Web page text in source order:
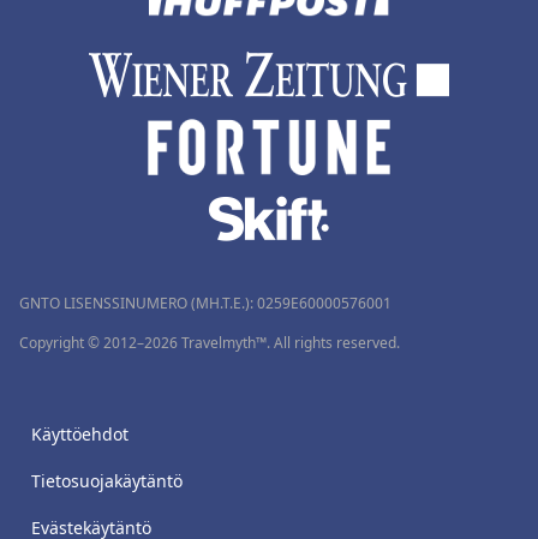
GNTO LISENSSINUMERO (MH.T.E.): 0259Ε60000576001
Copyright © 2012–2026 Travelmyth™. All rights reserved.
Käyttöehdot
Tietosuojakäytäntö
Evästekäytäntö